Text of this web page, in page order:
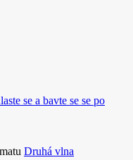
se a bavte se se po
Druhá vlna